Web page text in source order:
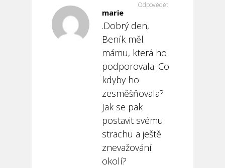
marie
.Dobrý den,
Beník měl
mámu, která ho
podporovala. Co
kdyby ho
zesměšňovala?
Jak se pak
postavit svému
strachu a ještě
znevažování
okolí?
Odpovědět